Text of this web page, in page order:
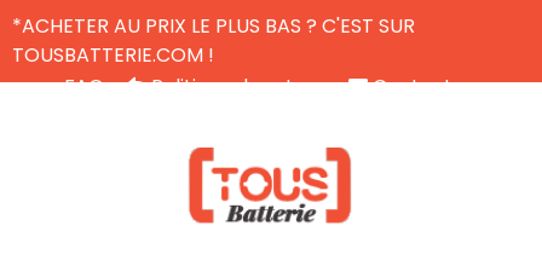
*ACHETER AU PRIX LE PLUS BAS ? C'EST SUR
TOUSBATTERIE.COM !
FAQ
Politique de retour
Contactez-nous